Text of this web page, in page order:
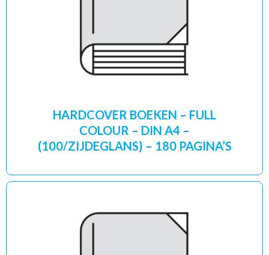
HARDCOVER BOEKEN – FULL
COLOUR – DIN A4 –
(100/ZIJDEGLANS) – 180 PAGINA’S